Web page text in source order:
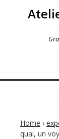
Home ›
quai, un